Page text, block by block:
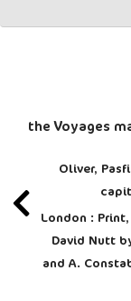
the Voyages
Oliver,
London :
David Nutt
and A.